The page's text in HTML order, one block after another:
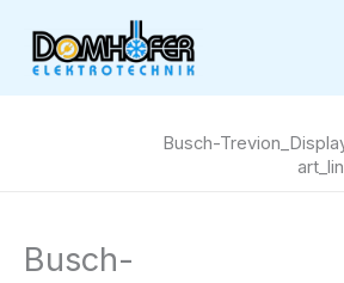
Inhalt
Busch-
Busch-